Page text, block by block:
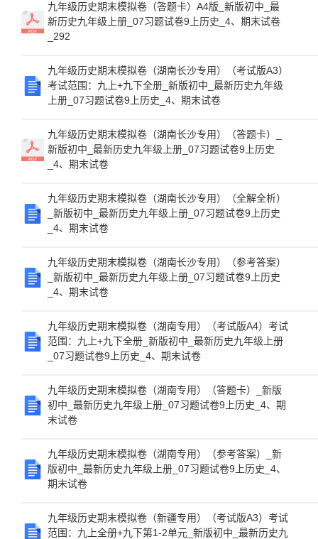
九年级历史期末模拟卷（答题卡）A4版_新版初中_最
新历史九年级上册_07习题试卷9上历史_4、期末试卷
_292
九年级历史期末模拟卷（湖南长沙专用）（考试版A3）
考试范围：九上+九下全册_新版初中_最新历史九年级
上册_07习题试卷9上历史_4、期末试卷
九年级历史期末模拟卷（湖南长沙专用）（答题卡）_
新版初中_最新历史九年级上册_07习题试卷9上历史
_4、期末试卷
九年级历史期末模拟卷（湖南长沙专用）（全解全析）
_新版初中_最新历史九年级上册_07习题试卷9上历史
_4、期末试卷
九年级历史期末模拟卷（湖南长沙专用）（参考答案）
_新版初中_最新历史九年级上册_07习题试卷9上历史
_4、期末试卷
九年级历史期末模拟卷（湖南专用）（考试版A4）考试
范围：九上+九下全册_新版初中_最新历史九年级上册
_07习题试卷9上历史_4、期末试卷
九年级历史期末模拟卷（湖南专用）（答题卡）_新版
初中_最新历史九年级上册_07习题试卷9上历史_4、期
末试卷
九年级历史期末模拟卷（湖南专用）（参考答案）_新
版初中_最新历史九年级上册_07习题试卷9上历史_4、
期末试卷
九年级历史期末模拟卷（新疆专用）（考试版A3）考试
范围：九上全册+九下第1-2单元_新版初中_最新历史九